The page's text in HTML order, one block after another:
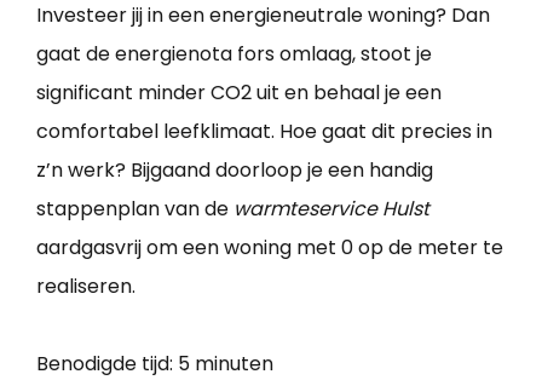
Investeer jij in een energieneutrale woning? Dan
gaat de energienota fors omlaag, stoot je
significant minder CO2 uit en behaal je een
comfortabel leefklimaat. Hoe gaat dit precies in
z’n werk? Bijgaand doorloop je een handig
stappenplan van de warmteservice Hulst
aardgasvrij om een woning met 0 op de meter te
realiseren.
Benodigde tijd: 5 minuten